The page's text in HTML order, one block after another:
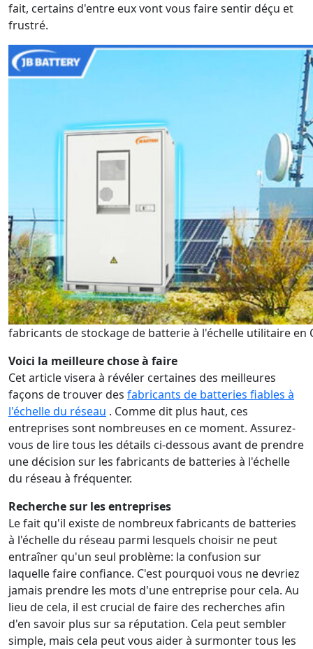
fait, certains d'entre eux vont vous faire sentir déçu et
frustré.
fabricants de stockage de batterie à l'échelle utilitaire en
Voici la meilleure chose à faire
Cet article visera à révéler certaines des meilleures
façons de trouver des fabricants de batteries fiables à
l'échelle du réseau . Comme dit plus haut, ces
entreprises sont nombreuses en ce moment. Assurez-
vous de lire tous les détails ci-dessous avant de prendre
une décision sur les fabricants de batteries à l'échelle
du réseau à fréquenter.
Recherche sur les entreprises
Le fait qu'il existe de nombreux fabricants de batteries
à l'échelle du réseau parmi lesquels choisir ne peut
entraîner qu'un seul problème: la confusion sur
laquelle faire confiance. C'est pourquoi vous ne devriez
jamais prendre les mots d'une entreprise pour cela. Au
lieu de cela, il est crucial de faire des recherches afin
d'en savoir plus sur sa réputation. Cela peut sembler
simple, mais cela peut vous aider à surmonter tous les